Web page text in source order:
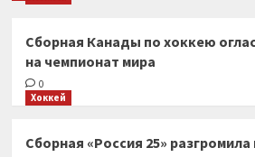
Сборная Канады по хоккею
на чемпионат мира
0
Хоккей
Сборная «Россия 25»